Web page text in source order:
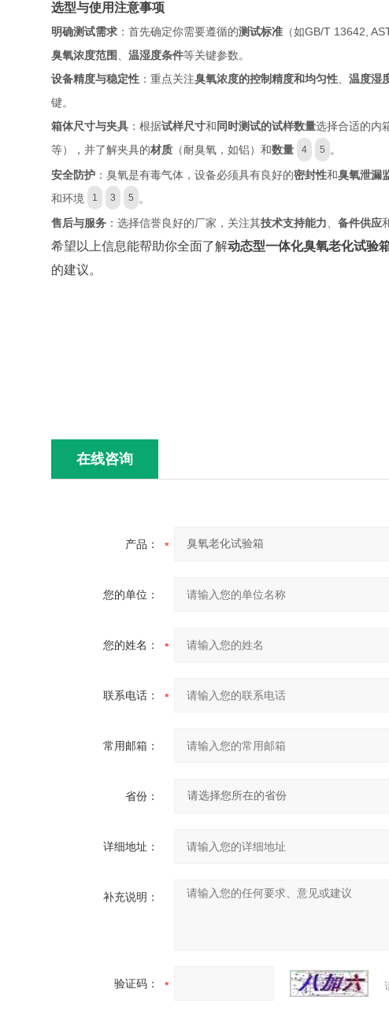
选型与使用注意事项
明确测试需求：首先确定你需要遵循的测试标准（如GB/T 13642,
臭氧浓度范围、 温湿度条件等关键参数。
设备精度与稳定性：重点关注臭氧浓度的控制精度和均匀性、 温度湿
键。
箱体尺寸与夹具：根据试样尺寸和同时测试的试样数量选择合适的内
等），并了解夹具的材质（耐臭氧，如铝）和数量 4 5 。
安全防护：臭氧是有毒气体，设备必须具有良好的密封性和臭氧泄漏
和环境
1 3 5
。
售后与服务：选择信誉良好的厂家，关注其技术支持能力 备件供应
希望以上信息能帮助你全面了解动态型一体化臭氧老化试验
的建议。
在线咨询
产品：
您的单位：
您的姓名：
联系电话：
常用邮箱：
省份：
详细地址：
补充说明：
验证码：